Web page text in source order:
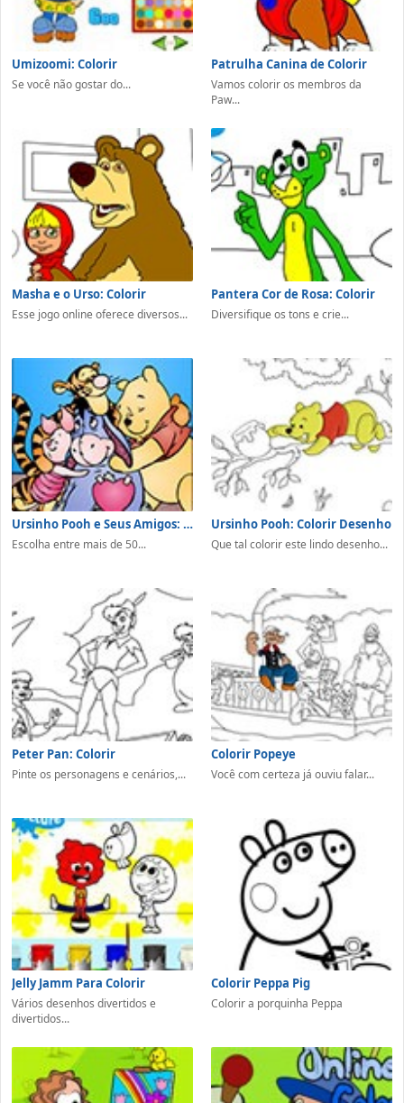
Umizoomi: Colorir
Se você não gostar do...
Patrulha Canina de Colorir
Vamos colorir os membros da
Paw...
Masha e o Urso: Colorir
Esse jogo online oferece diversos...
Pantera Cor de Rosa: Colorir
Diversifique os tons e crie...
Ursinho Pooh e Seus Amigos: Colorir
Escolha entre mais de 50...
Ursinho Pooh: Colorir Desenho
Que tal colorir este lindo desenho...
Peter Pan: Colorir
Pinte os personagens e cenários,...
Colorir Popeye
Você com certeza já ouviu falar...
Jelly Jamm Para Colorir
Vários desenhos divertidos e
divertidos...
Colorir Peppa Pig
Colorir a porquinha Peppa